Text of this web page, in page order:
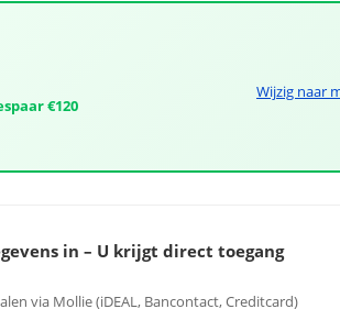
€120
Wijzig naar
in – U krijgt direct toegang
via Mollie (iDEAL, Bancontact, Creditcard)